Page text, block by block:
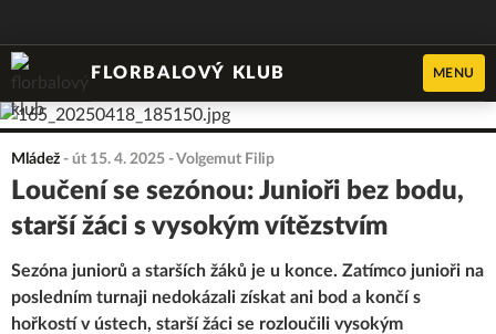
FLORBALOVÝ KLUB MENU
Mládež - út 15. 4. 2025 - Volgemut Filip
Loučení se sezónou: Junioři bez bodu,
starší žáci s vysokým vítězstvím
Sezóna juniorů a starších žáků je u konce. Zatímco junioři na
posledním turnaji nedokázali získat ani bod a končí s
hořkostí v ústech, starší žáci se rozloučili vysokým